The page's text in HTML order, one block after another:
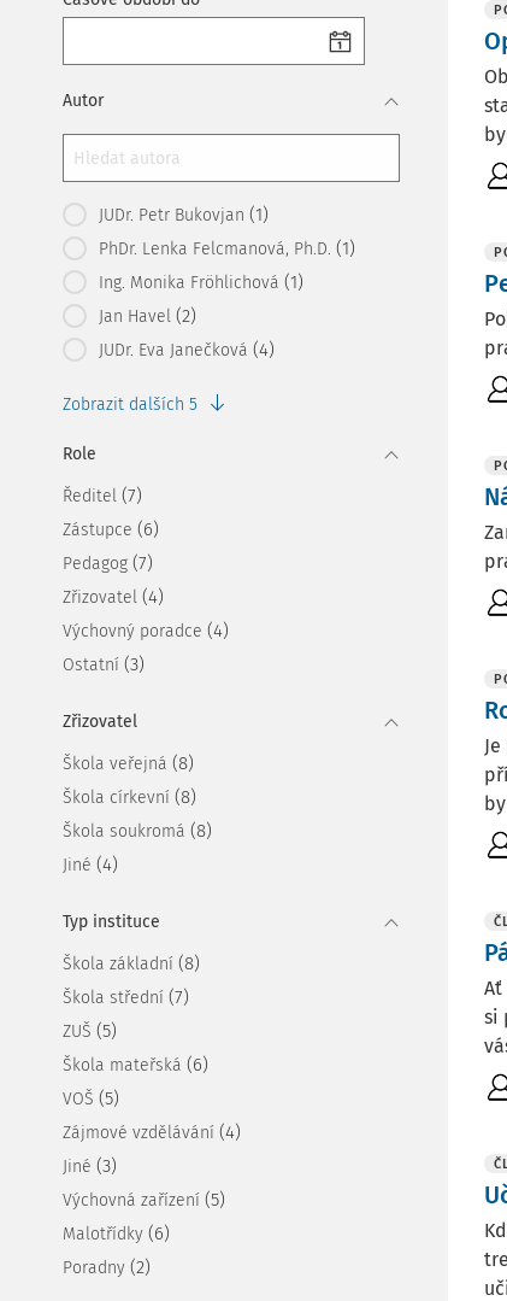
Autor
JUDr. Petr Bukovjan (1)
PhDr. Lenka Felcmanová, Ph.D. (1)
Ing. Monika Fröhlichová (1)
Jan Havel (2)
JUDr. Eva Janečková (4)
Zobrazit dalších 5
Role
Ředitel (7)
Zástupce (6)
Pedagog (7)
Zřizovatel (4)
Výchovný poradce (4)
Ostatní (3)
Zřizovatel
Škola veřejná (8)
Škola církevní (8)
Škola soukromá (8)
Jiné (4)
Typ instituce
Škola základní (8)
Škola střední (7)
ZUŠ (5)
Škola mateřská (6)
VOŠ (5)
Zájmové vzdělávání (4)
Jiné (3)
Výchovná zařízení (5)
Malotřídky (6)
Poradny (2)
Ať
si